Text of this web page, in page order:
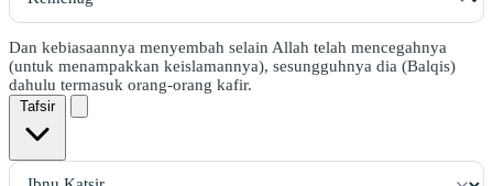
Dan kebiasaannya menyembah selain Allah telah mencegahnya
(untuk menampakkan keislamannya), sesungguhnya dia (Balqis)
dahulu termasuk orang-orang kafir.
Tafsir